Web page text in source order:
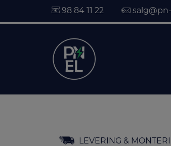
98 84 11 22
LEVERING &